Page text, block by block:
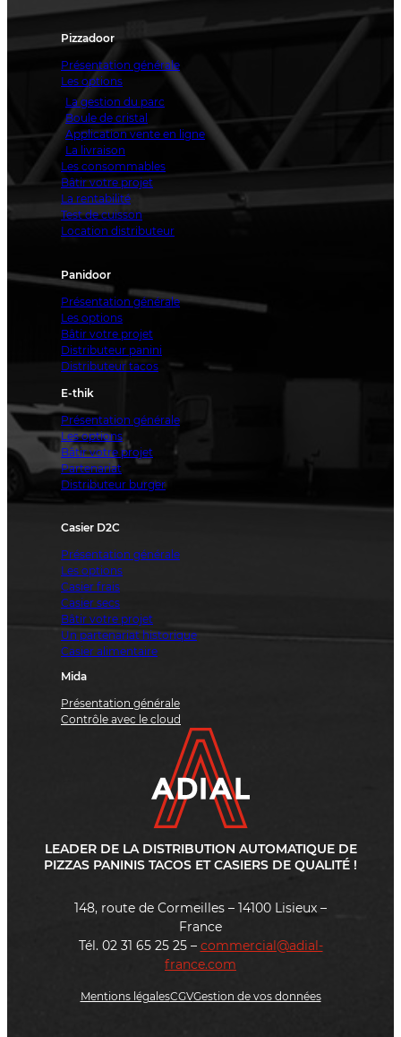
Pizzadoor
Présentation générale
Les options
La gestion du parc
Boule de cristal
Application vente en ligne
La livraison
Les consommables
Bâtir votre projet
La rentabilité
Test de cuisson
Location distributeur
Panidoor
Présentation générale
Les options
Bâtir votre projet
Distributeur panini
Distributeur tacos
E-thik
Présentation générale
Les options
Bâtir votre projet
Partenariat
Distributeur burger
Casier D2C
Présentation générale
Les options
Casier frais
Casier secs
Bâtir votre projet
Un partenariat historique
Casier alimentaire
Mida
Présentation générale
Contrôle avec le cloud
LEADER DE LA DISTRIBUTION AUTOMATIQUE DE
PIZZAS PANINIS TACOS ET CASIERS DE QUALITÉ !
148, route de Cormeilles – 14100 Lisieux –
France
Tél. 02 31 65 25 25 – commercial@adial-
france.com
Mentions légalesCGVGestion de vos données